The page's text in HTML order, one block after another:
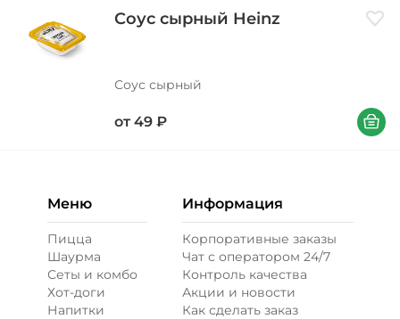
Соус сырный Heinz
Соус сырный
от 49 ₽ В
Меню
Пицца
Шаурма
Сеты и комбо
Хот-доги
Напитки
Информация
Корпоративные заказы
Чат с оператором 24/7
Контроль качества
Акции и новости
Как сделать заказ